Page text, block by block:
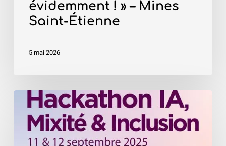
évidemment ! » – Mines
Saint-Étienne
5 mai 2026
Hackathon
Mixité